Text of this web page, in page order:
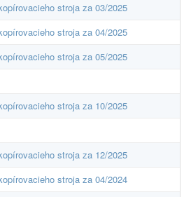
stroja za 03/2025
stroja za 04/2025
stroja za 05/2025
stroja za 10/2025
stroja za 12/2025
stroja za 04/2024